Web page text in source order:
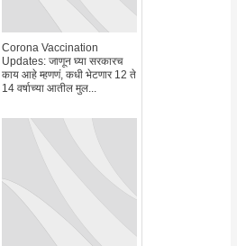
Corona Vaccination
Updates: जाणून घ्या सरकारच
काय आहे म्हणणं, कधी भेटणार 12 ते
14 वर्षाच्या आतील मुल...